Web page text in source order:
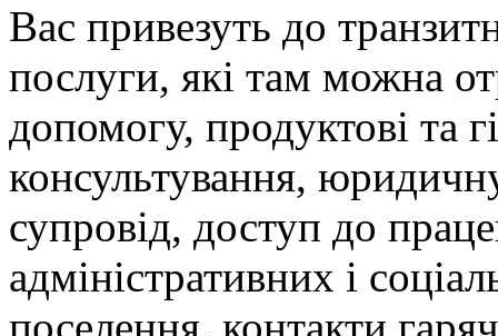
Вас привезуть до
послуги, які там можна
допомогу, продуктові та
консультування,
супровід, доступ до
адміністративних і
поселення, контакти